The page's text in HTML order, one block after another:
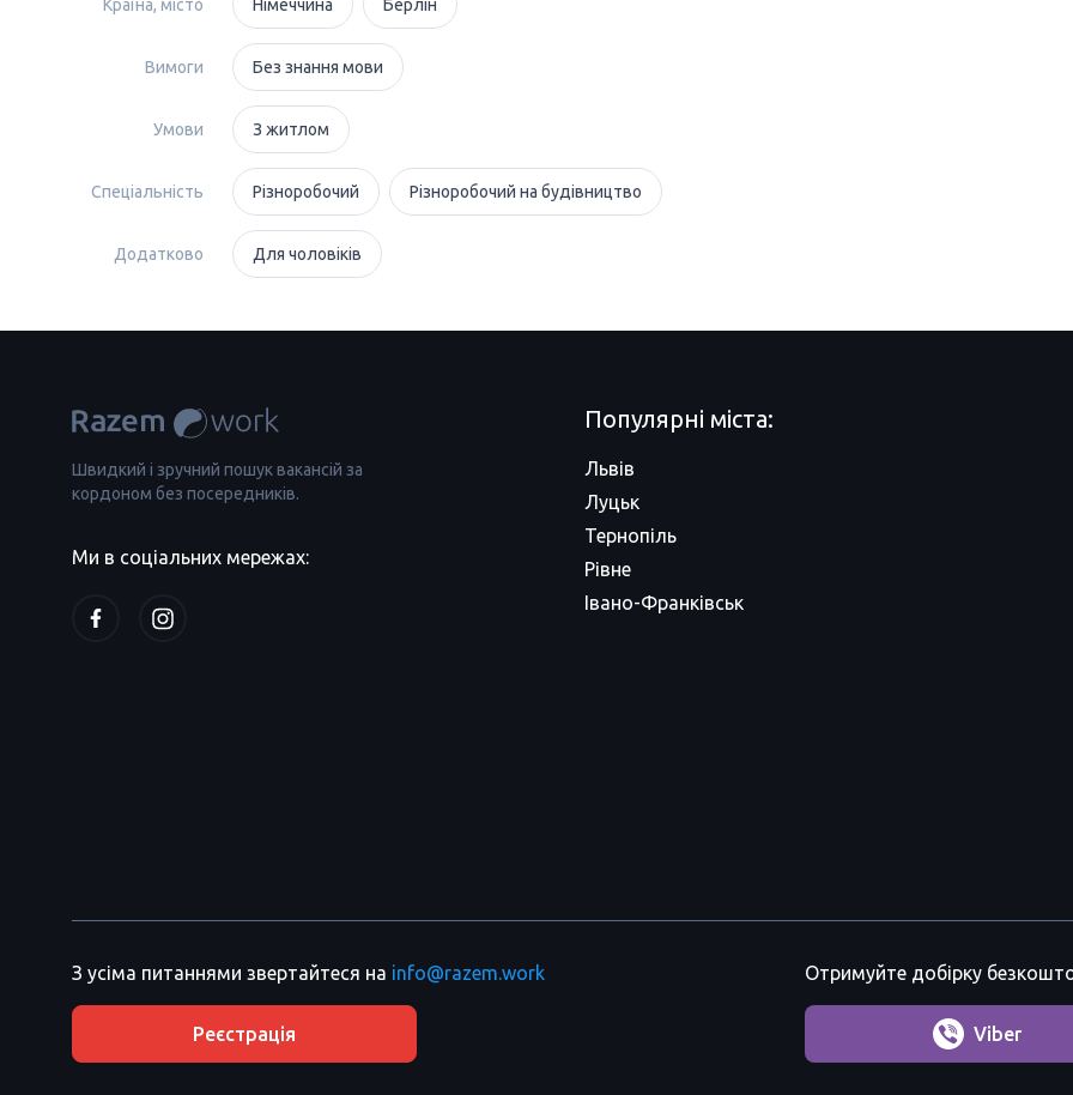
Країна, місто Німеччина Берлін
Вимоги Без знання мови
Умови З житлом
Спеціальність Різноробочий Різноробочий на будівництво
Додатково Для чоловіків
Швидкий і зручний пошук вакансій за
кордоном без посередників.
Ми в соціальних мережах:
Популярні міста:
Львів
Луцьк
Тернопіль
Рівне
Івано-Франківськ
З усіма питаннями звертайтеся на info@razem.work
Реєстрація
Отримуйте добірку
Viber